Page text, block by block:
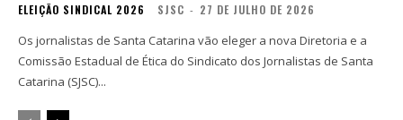
ELEIÇÃO SINDICAL 2026 SJSC - 27 DE JULHO DE 2026
Os jornalistas de Santa Catarina vão eleger a nova Diretoria e a
Comissão Estadual de Ética do Sindicato dos Jornalistas de Santa
Catarina (SJSC)...